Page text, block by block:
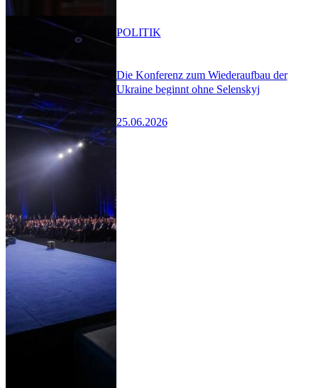
Die Konferenz zum Wiederaufbau der
Ukraine beginnt ohne Selenskyj
25.06.2026
POLITIK